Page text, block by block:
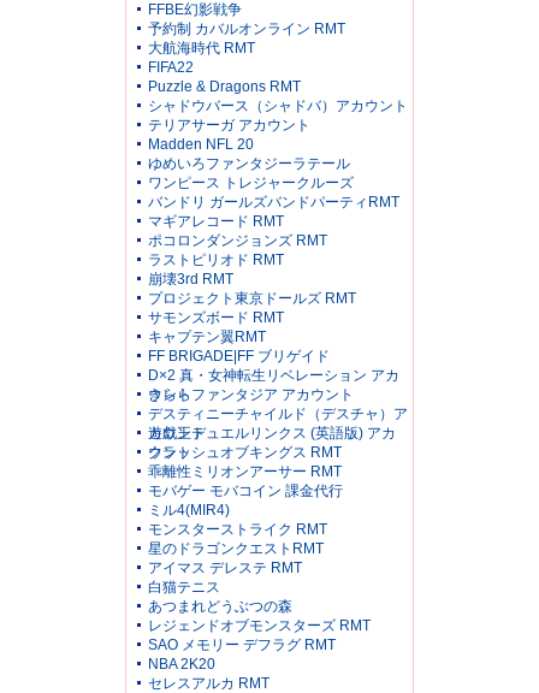
FFBE幻影戦争
予約制 カバルオンライン RMT
大航海時代 RMT
FIFA22
Puzzle & Dragons RMT
シャドウバース（シャドバ）アカウント
テリアサーガ アカウント
Madden NFL 20
ゆめいろファンタジーラテール
ワンピース トレジャークルーズ
バンドリ ガールズバンドパーティRMT
マギアレコード RMT
ポコロンダンジョンズ RMT
ラストピリオド RMT
崩壊3rd RMT
プロジェクト東京ドールズ RMT
サモンズボード RMT
キャプテン翼RMT
FF BRIGADE|FF ブリゲイド
D×2 真・女神転生リベレーション アカ
ウント
きららファンタジア アカウント
デスティニーチャイルド（デスチャ）ア
カウント
遊戯王デュエルリンクス (英語版) アカ
ウント
クラッシュオブキングス RMT
乖離性ミリオンアーサー RMT
モバゲー モバコイン 課金代行
ミル4(MIR4)
モンスターストライク RMT
星のドラゴンクエストRMT
アイマス デレステ RMT
白猫テニス
あつまれどうぶつの森
レジェンドオブモンスターズ RMT
SAO メモリー デフラグ RMT
NBA 2K20
セレスアルカ RMT